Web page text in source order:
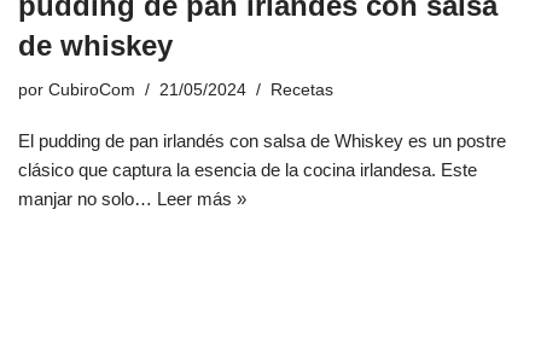
de whiskey
por CubiroCom 21/05/2024 Recetas
El pudding de pan irlandés con salsa de Whiskey es un postre
clásico que captura la esencia de la cocina irlandesa. Este
manjar no solo… Leer más »